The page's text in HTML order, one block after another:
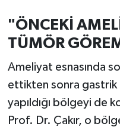
"ÖNCEKİ
TÜMÖR
Ameliyat esnasında
ettikten sonra gastrik
yapıldığı bölgeyi de
Prof. Dr. Çakır, o